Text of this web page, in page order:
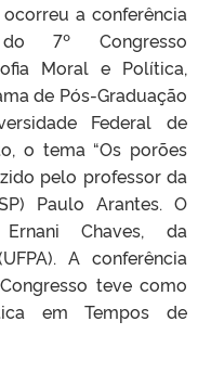
a conferência
7º Congresso
Moral e Política,
de Pós-Graduação
Federal de
o tema “Os porões
pelo professor da
Paulo Arantes. O
Chaves, da
A conferência
teve como
em Tempos de